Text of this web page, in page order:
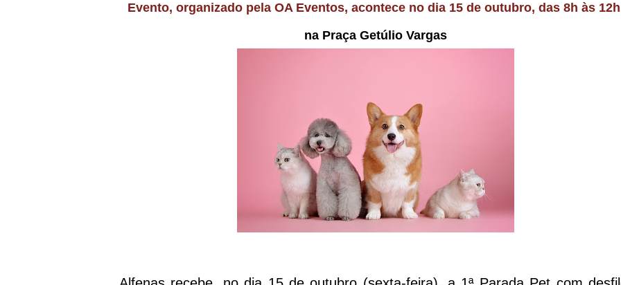
Evento, organizado pela OA Eventos, acontece no dia 15 de outubro, das 8h às 12h,
na Praça Getúlio Vargas